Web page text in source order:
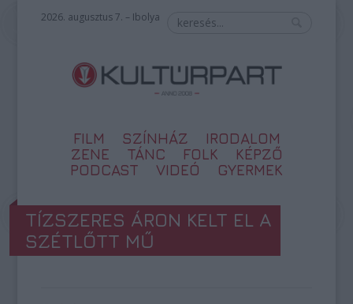
2026. augusztus 7. – Ibolya
FILM SZÍNHÁZ
IRODALOM
ZENE
TÁNC FOLK
KÉPZŐ
PODCAST
VIDEÓ GYERMEK
TÍZSZERES ÁRON KELT EL A
SZÉTLŐTT MŰ